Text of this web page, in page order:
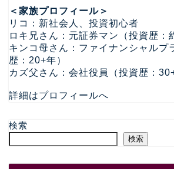
＜家族プロフィール＞
リコ：新社会人、投資初心者
ロキ兄さん：元証券マン（投資歴：
キンコ母さん：ファイナンシャルプ
歴：20+年）
カズ父さん：会社役員（投資歴：30+
詳細はプロフィールへ
検索
検索